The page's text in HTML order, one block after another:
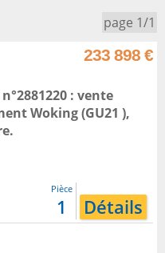
page 1/1
233 898 €
: vente
Woking(GU21 ),
.
Pièce
1 Détails